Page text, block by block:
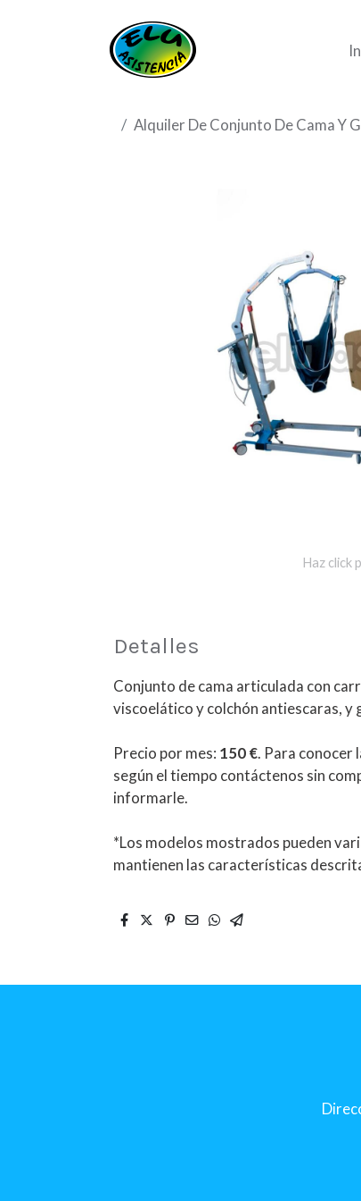
Alquiler De Conjunto De Cama Y
Haz click
Detalles
Conjunto de cama articulada con
viscoelático y colchón antiescaras, y
Precio por mes: 150 €. Para conocer
según el tiempo contáctenos sin
informarle.
*Los modelos mostrados pueden
mantienen las características